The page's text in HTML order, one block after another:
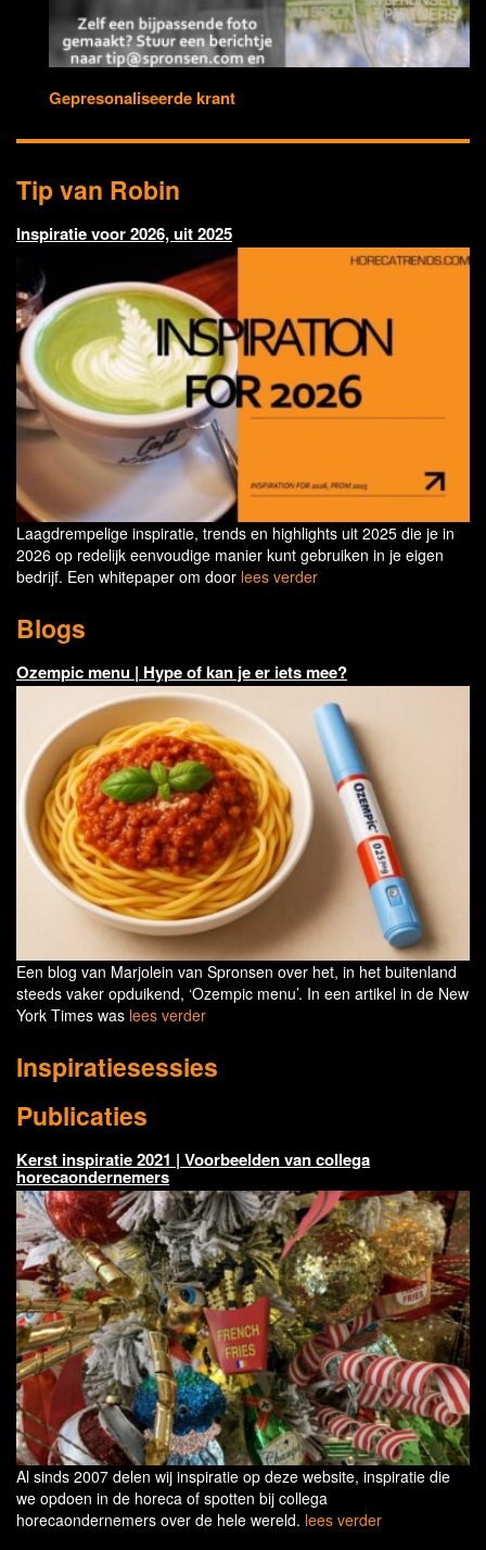
Gepresonaliseerde krant
Tip van Robin
Inspiratie voor 2026, uit 2025
Laagdrempelige inspiratie, trends en highlights uit 2025 die je in
2026 op redelijk eenvoudige manier kunt gebruiken in je eigen
bedrijf. Een whitepaper om door lees verder
Blogs
Ozempic menu | Hype of kan je er iets mee?
Een blog van Marjolein van Spronsen over het, in het buitenland
steeds vaker opduikend, ‘Ozempic menu’. In een artikel in de New
York Times was lees verder
Inspiratiesessies
Publicaties
Kerst inspiratie 2021 | Voorbeelden van collega
horecaondernemers
Al sinds 2007 delen wij inspiratie op deze website, inspiratie die
we opdoen in de horeca of spotten bij collega
horecaondernemers over de hele wereld. lees verder